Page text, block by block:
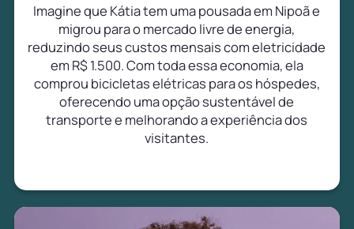
Imagine que Kátia tem uma pousada em Nipoã e
migrou para o mercado livre de energia,
reduzindo seus custos mensais com eletricidade
em R$ 1.500. Com toda essa economia, ela
comprou bicicletas elétricas para os hóspedes,
oferecendo uma opção sustentável de
transporte e melhorando a experiência dos
visitantes.